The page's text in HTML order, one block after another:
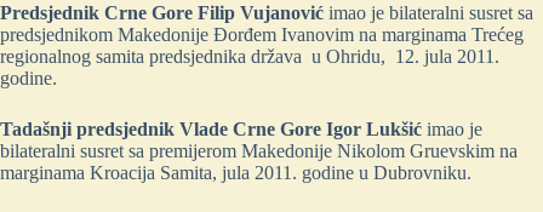
Predsjednik Crne Gore Filip Vujanović imao je bilateralni susret sa
predsjednikom Makedonije Đorđem Ivanovim na marginama Trećeg
regionalnog samita predsjednika država u Ohridu, 12. jula 2011.
godine.
Tadašnji predsjednik Vlade Crne Gore Igor Lukšić imao je
bilateralni susret sa premijerom Makedonije Nikolom Gruevskim na
marginama Kroacija Samita, jula 2011. godine u Dubrovniku.